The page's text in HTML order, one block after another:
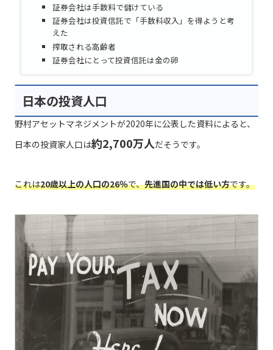
証券会社は手数料で儲けている
証券会社は投資信託で「手数料収入」を得ようと考
えた
搾取される高齢者
証券会社にとって投資信託は金の卵
日本の投資人口
野村アセットマネジメントが2020年に公表した資料によると、
日本の投資家人口は約2,700万人だそうです。
これは20歳以上の人口の26％で、先進国の中では低い方です。